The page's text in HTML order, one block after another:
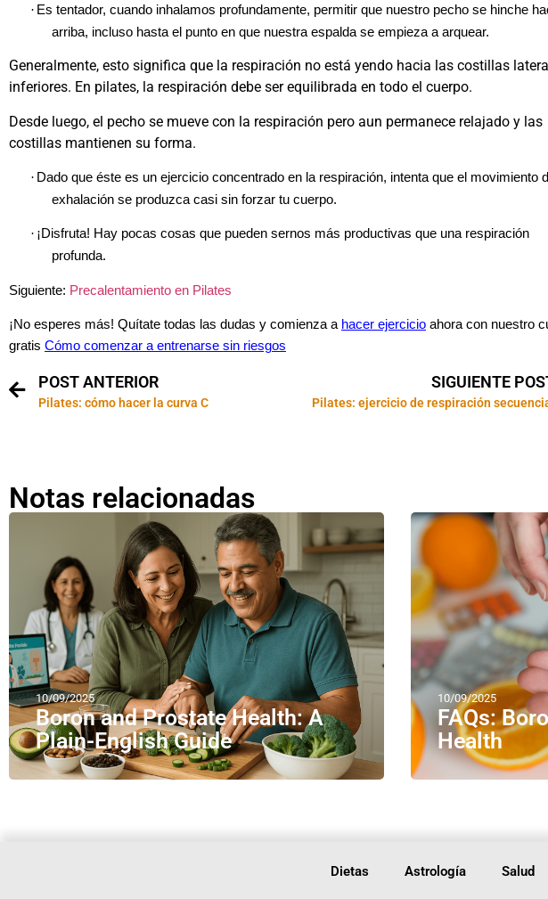
· Es tentador, cuando inhalamos profundamente, permitir que nuestro pecho se hinche
arriba, incluso hasta el punto en que nuestra espalda se empieza a arquear.
Generalmente, esto significa que la respiración no está yendo hacia las costillas
inferiores. En pilates, la respiración debe ser equilibrada en todo el cuerpo.
Desde luego, el pecho se mueve con la respiración pero aun permanece relajado y las
costillas mantienen su forma.
· Dado que éste es un ejercicio concentrado en la respiración, intenta que el movimiento
exhalación se produzca casi sin forzar tu cuerpo.
· ¡Disfruta! Hay pocas cosas que pueden sernos más productivas que una respiración
profunda.
Siguiente: Precalentamiento en Pilates
¡No esperes más! Quítate todas las dudas y comienza a hacer ejercicio ahora con nuestro
gratis Cómo comenzar a entrenarse sin riesgos
POST ANTERIOR
Pilates: cómo hacer la curva C
SIGUIENTE
Pilates: ejercicio de respiración
Notas relacionadas
10/09/2025
Boron and Prostate Health: A
Plain-English Guide
10/09/2025
FAQs:
Health
Dietas Astrología Salud